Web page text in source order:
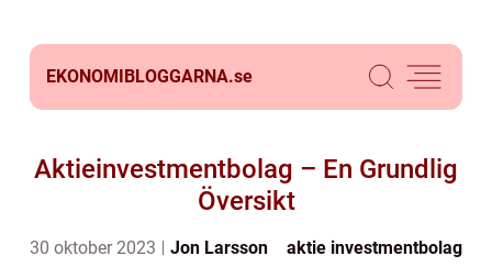
EKONOMIBLOGGARNA.se
Aktieinvestmentbolag – En Grundlig
Översikt
30 oktober 2023 Jon Larsson aktie investmentbolag